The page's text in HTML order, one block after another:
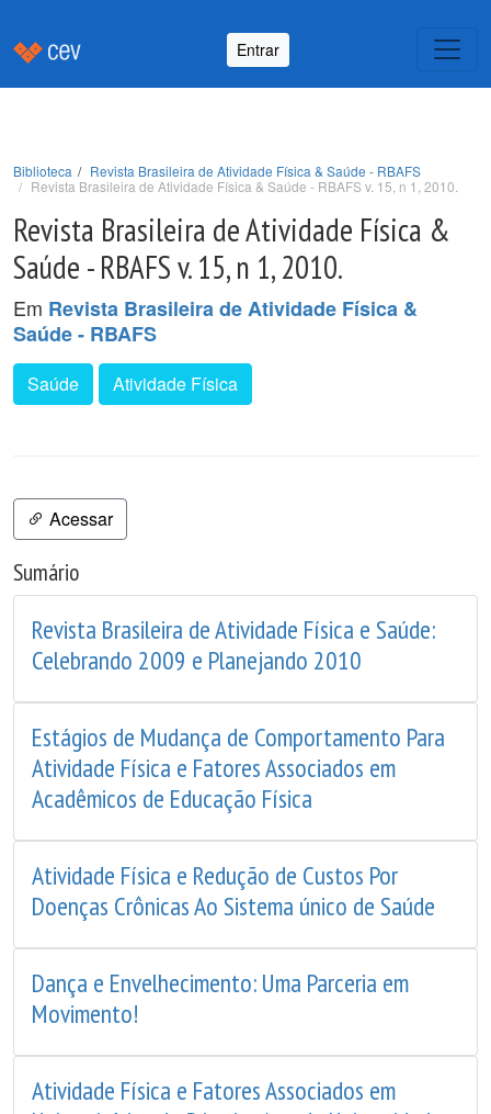
Entrar
Biblioteca
Revista Brasileira de Atividade Física & Saúde - RBAFS
Revista Brasileira de Atividade Física & Saúde - RBAFS v. 15, n 1, 2010.
Revista Brasileira de Atividade Física &
Saúde - RBAFS v. 15, n 1, 2010.
Em Revista Brasileira de Atividade Física &
Saúde - RBAFS
Saúde Atividade Física
Acessar
Sumário
Revista Brasileira de Atividade Física e Saúde:
Celebrando 2009 e Planejando 2010
Estágios de Mudança de Comportamento Para
Atividade Física e Fatores Associados em
Acadêmicos de Educação Física
Atividade Física e Redução de Custos Por
Doenças Crônicas Ao Sistema único de Saúde
Dança e Envelhecimento: Uma Parceria em
Movimento!
Atividade Física e Fatores Associados em